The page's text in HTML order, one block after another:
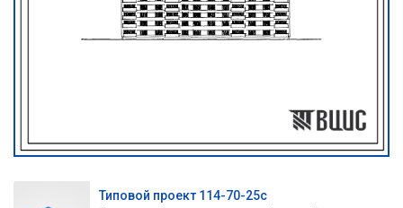
Типовой проект 114-70-25с